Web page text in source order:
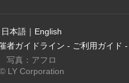
日本語 ｜ English
者ガイドライン - ご利用ガイド -
写真：アフロ
© LY Corporation